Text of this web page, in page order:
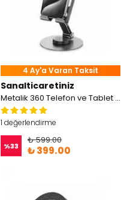
4 Ay'a Varan Taksit
Sanalticaretiniz
Metalik 360 Telefon ve Tablet Tutucu
1 değerlendirme
%33
₺ 599.00
₺ 399.00